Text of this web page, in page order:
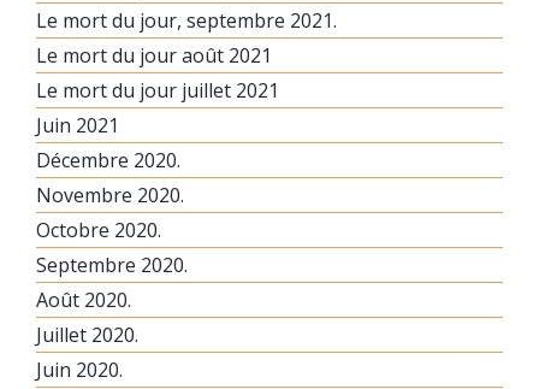
Le mort du jour, septembre 2021.
Le mort du jour août 2021
Le mort du jour juillet 2021
Juin 2021
Décembre 2020.
Novembre 2020.
Octobre 2020.
Septembre 2020.
Août 2020.
Juillet 2020.
Juin 2020.